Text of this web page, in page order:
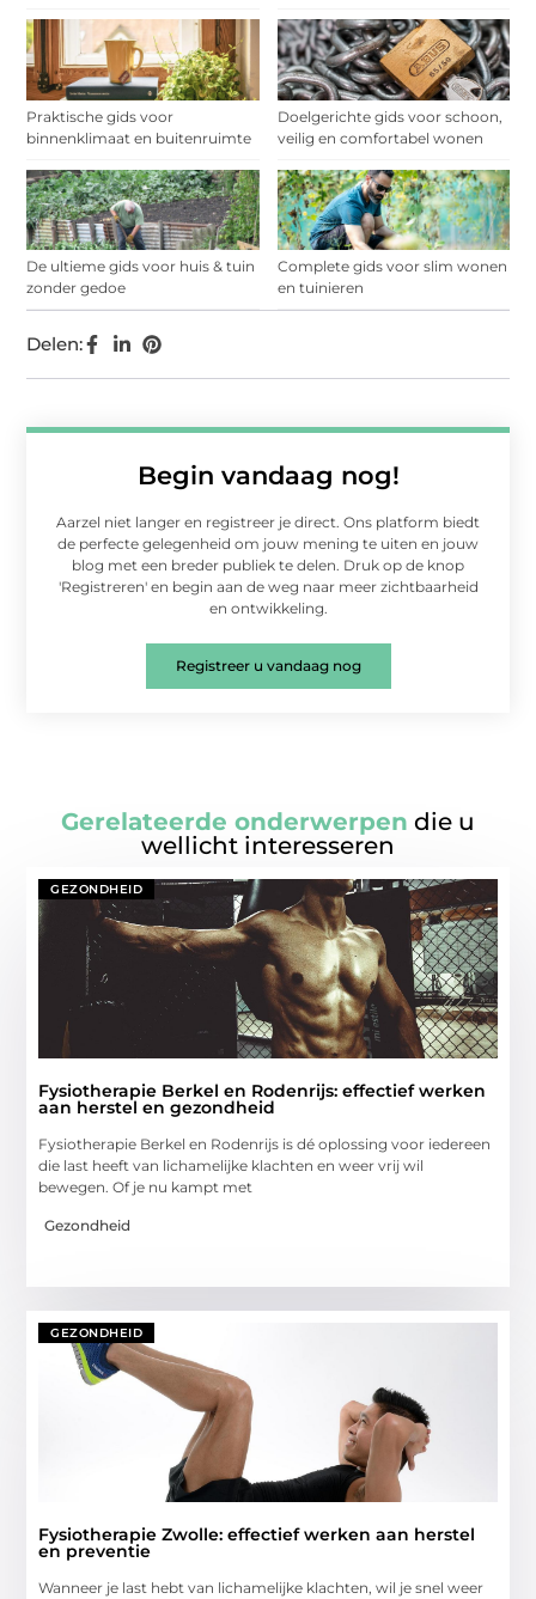
Praktische gids voor
binnenklimaat en buitenruimte
Doelgerichte gids voor schoon,
veilig en comfortabel wonen
De ultieme gids voor huis & tuin
zonder gedoe
Complete gids voor slim wonen
en tuinieren
Begin vandaag nog!
Aarzel niet langer en registreer je direct. Ons platform biedt
de perfecte gelegenheid om jouw mening te uiten en jouw
blog met een breder publiek te delen. Druk op de knop
'Registreren' en begin aan de weg naar meer zichtbaarheid
en ontwikkeling.
Registreer u vandaag nog
Delen:
Gerelateerde onderwerpen die u
wellicht interesseren
GEZONDHEID
Fysiotherapie Berkel en Rodenrijs: effectief werken
aan herstel en gezondheid
Fysiotherapie Berkel en Rodenrijs is dé oplossing voor iedereen
die last heeft van lichamelijke klachten en weer vrij wil
bewegen. Of je nu kampt met
Gezondheid
GEZONDHEID
Fysiotherapie Zwolle: effectief werken aan herstel
en preventie
Wanneer je last hebt van lichamelijke klachten, wil je snel weer